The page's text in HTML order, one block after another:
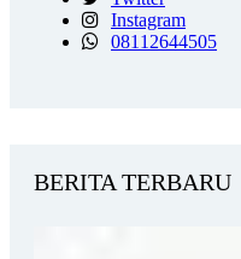
Instagram
08112644505
BERITA TERBARU